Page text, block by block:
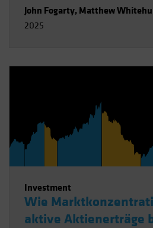
John Fogarty, Matthew
2025
Investment
Wie
aktive Aktienerträge